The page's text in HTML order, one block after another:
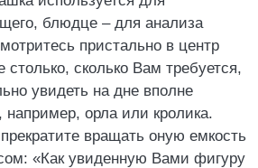
блюдце – для анализа
пристально в центр
сколько Вам требуется,
увидеть на дне вполне
например, орла или кролика.
вращать оную емкость
«Как увиденную Вами фигуру